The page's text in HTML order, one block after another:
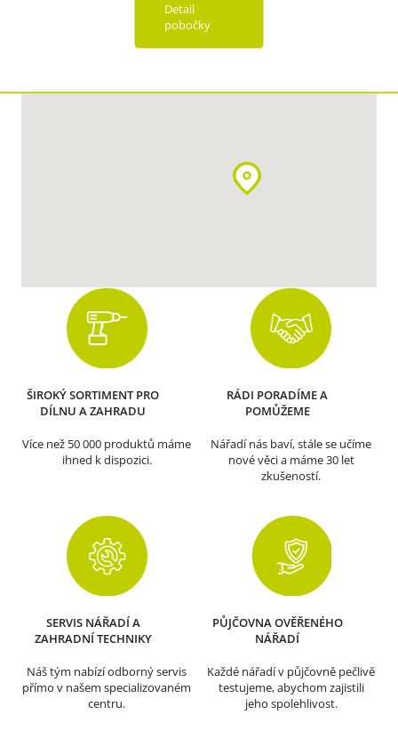
Detail
pobočky
ŠIROKÝ SORTIMENT PRO
DÍLNU A ZAHRADU
Více než 50 000 produktů máme
ihned k dispozici.
RÁDI PORADÍME A
POMŮŽEME
Nářadí nás baví, stále se učíme
nové věci a máme 30 let
zkušeností.
SERVIS NÁŘADÍ A
ZAHRADNÍ TECHNIKY
Náš tým nabízí odborný servis
přímo v našem specializovaném
centru.
PŮJČOVNA OVĚŘENÉHO
NÁŘADÍ
Každé nářadí v půjčovně pečlivě
testujeme, abychom zajistili
jeho spolehlivost.